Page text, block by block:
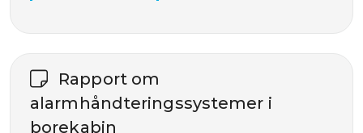
Rapport om
alarmhåndteringssystemer i
borekabin